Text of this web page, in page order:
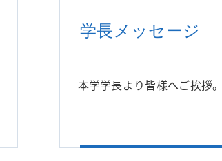
学長メッセージ
本学学長より皆様へご挨拶。